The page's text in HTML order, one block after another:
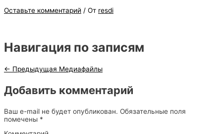
Оставьте комментарий / От resdi
Навигация по записям
← Предыдущая Медиафайлы
Добавить комментарий
Ваш e-mail не будет опубликован. Обязательные поля
помечены *